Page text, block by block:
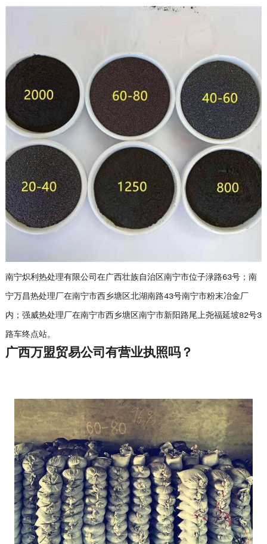
南宁炽利热处理有限公司在广西壮族自治区南宁市位子渌路63号；南
宁万昌热处理厂在南宁市西乡塘区北湖南路43号南宁市粉末冶金厂
内；强威热处理厂在南宁市西乡塘区南宁市新阳路尾上尧福延坡82号3
路车终点站。
广西万盟贸易公司有营业执照吗？